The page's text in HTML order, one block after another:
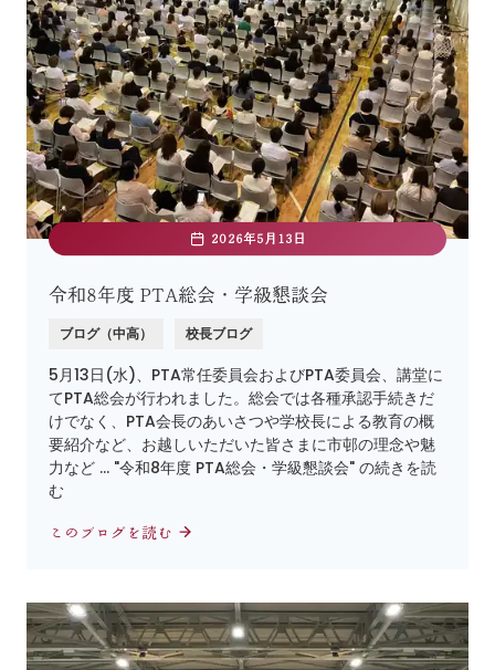
2026年5月13日
令和8年度 PTA総会・学級懇談会
ブログ（中高） 校長ブログ
5月13日(水)、PTA常任委員会およびPTA委員会、講堂に
てPTA総会が行われました。総会では各種承認手続きだ
けでなく、PTA会長のあいさつや学校長による教育の概
要紹介など、お越しいただいた皆さまに市邨の理念や魅
力など … "令和8年度 PTA総会・学級懇談会" の続きを読
む
このブログを読む